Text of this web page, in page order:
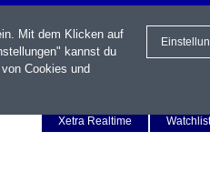
Xetra Realtime
Watchlist
Mit dem Klicken auf
kannst du
Cookies und